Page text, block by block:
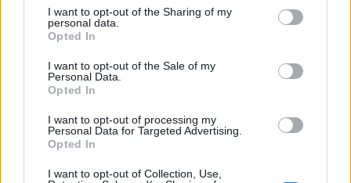
not limited to your visit or usage behaviour. You may click to
grant or deny consent to Google and its third-party tags to
use your data for below specified purposes in below Google
consent section.
I want to opt-out of the Sharing of my
personal data.
Opted In
I want to opt-out of the Sale of my
Personal Data.
Opted In
I want to opt-out of processing my
Personal Data for Targeted Advertising.
Opted In
I want to opt-out of Collection, Use,
Στείλε μήνυμα στο Viber
Ακολουθήστε μας για όλες τιςειδήσεις
στο Bing News
και το Google News